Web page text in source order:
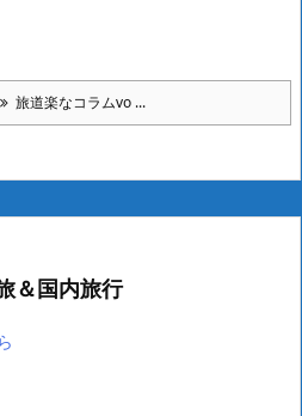
旅道楽なコラムvo ...
＆国内旅行